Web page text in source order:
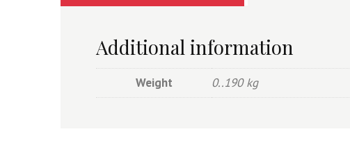
Additional information
Weight 0..190 kg